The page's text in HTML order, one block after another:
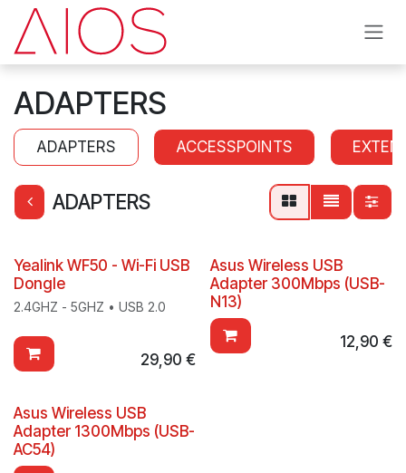
Se rendre au contenu
ADAPTERS
ADAPTERS ACCESSPOINTS
ADAPTERS
Yealink WF50 - Wi-Fi USB
Dongle
2.4GHZ - 5GHZ • USB 2.0
29,90 €
Asus Wireless USB
Adapter 300Mbps (USB-
N13)
12,90 €
Asus Wireless USB
Adapter 1300Mbps (USB-
AC54)